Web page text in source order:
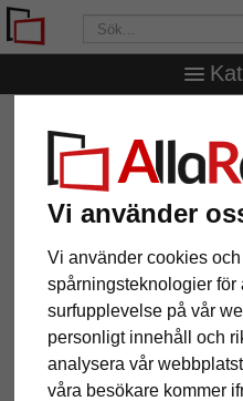
Vi använder
Vi använder cookies
spårningsteknologier för
surfupplevelse på vår
personligt innehåll och
analysera vår
våra besökare kommer
Träram Aldgate